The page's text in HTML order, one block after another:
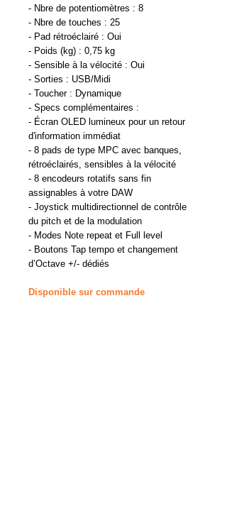
- Nbre de potentiomètres : 8
- Nbre de touches : 25
- Pad rétroéclairé : Oui
- Poids (kg) : 0,75 kg
- Sensible à la vélocité : Oui
- Sorties : USB/Midi
- Toucher : Dynamique
- Specs complémentaires :
- Écran OLED lumineux pour un retour
d'information immédiat
- 8 pads de type MPC avec banques,
rétroéclairés, sensibles à la vélocité
- 8 encodeurs rotatifs sans fin
assignables à votre DAW
- Joystick multidirectionnel de contrôle
du pitch et de la modulation
- Modes Note repeat et Full level
- Boutons Tap tempo et changement
d’Octave +/- dédiés
Disponible sur commande